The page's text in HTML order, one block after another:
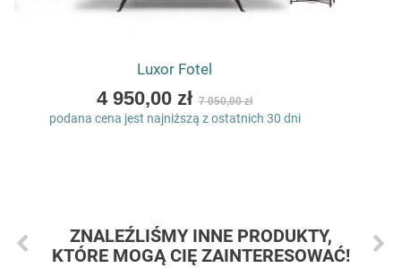
Luxor Fotel
As
low
4 950,00 zł 7 050,00 zł
podana cena jest najniższą z ostatnich 30 dni
ZNALEŹLIŚMY INNE PRODUKTY,
KTÓRE MOGĄ CIĘ ZAINTERESOWAĆ!